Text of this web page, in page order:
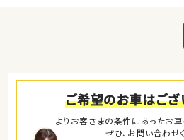
ご希望のお車はござ
よりお客さまの条件にあったお車
ぜひ、お問い合わせ